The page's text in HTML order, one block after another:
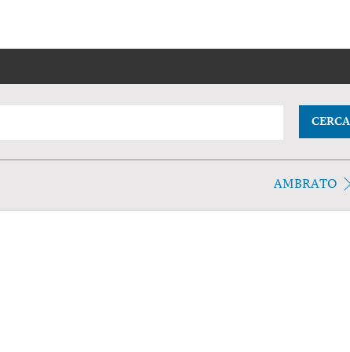
CERCA
AMBRATO